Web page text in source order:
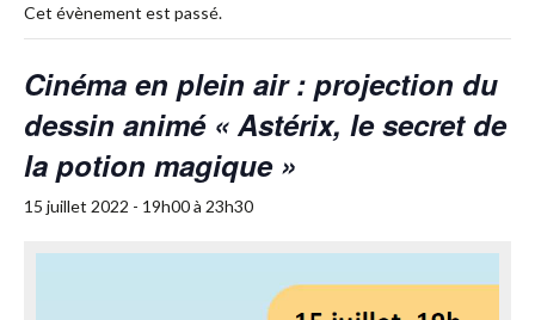
Cet évènement est passé.
Cinéma en plein air : projection du
dessin animé « Astérix, le secret de
la potion magique »
15 juillet 2022 - 19h00à 23h30